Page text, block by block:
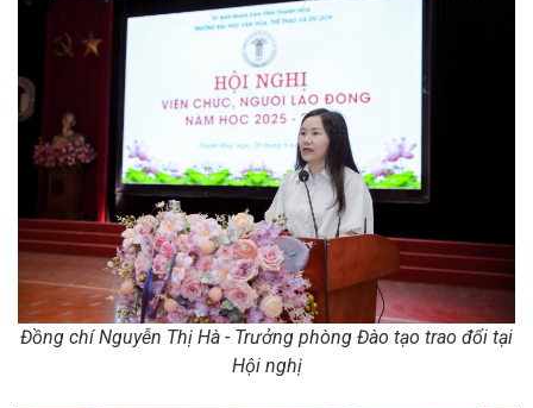
Đồng chí Nguyễn Thị Hà - Trưởng phòng Đào tạo trao đổi tại
Hội nghị